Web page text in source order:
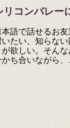
リコンバレー
本語で話せるお
いたい、知らな
が欲しい。そん
かち合いながら、